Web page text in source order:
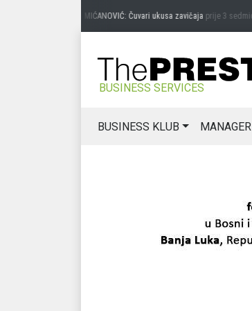
PREDRAG MIĆANOVIĆ: Čuvari ukusa zavičajaprije 3 sedmice
BUSINESS SERVICES
BUSINESS KLUB MANAGER